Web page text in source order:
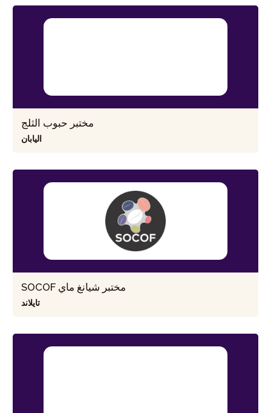
مختبر حبوب الثلج
اليابان
SOCOF مختبر شيانغ ماي
تايلاند